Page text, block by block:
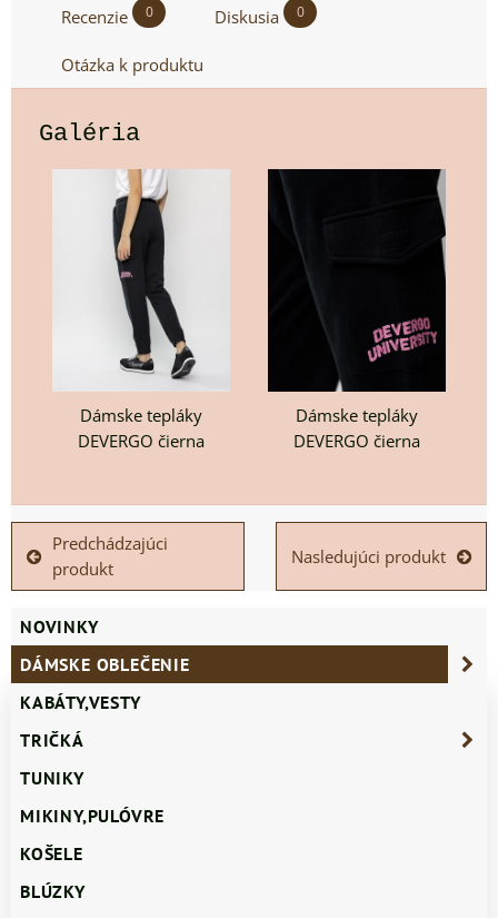
Recenzie 0 Diskusia 0
Otázka k produktu
Galéria
Dámske tepláky
DEVERGO čierna
Dámske tepláky
DEVERGO čierna
Predchádzajúci
produkt
Nasledujúci produkt
NOVINKY
DÁMSKE OBLEČENIE
KABÁTY,VESTY
TRIČKÁ
TUNIKY
MIKINY,PULÓVRE
KOŠELE
BLÚZKY